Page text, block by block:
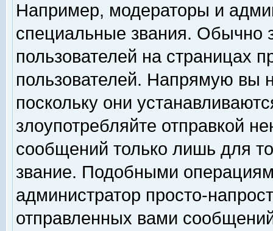
Например, модераторы и
специальные звания. Обычно
пользователей на страницах
пользователей. Напрямую вы
поскольку они
злоупотребляйте отправкой
сообщений только лишь для
звание. Подобными
администратор просто-
отправленных вами